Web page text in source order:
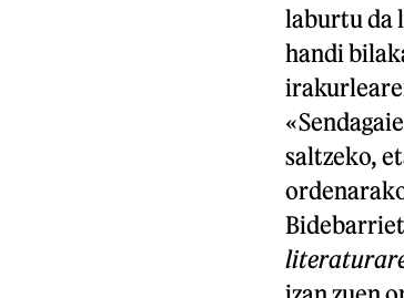
laburtu da
handi
saltzeko,